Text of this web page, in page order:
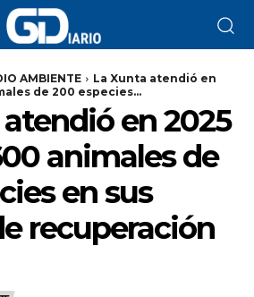
AMBIENTE
La Xunta atendió en
de 200 especies...
en 2025
animales de
en sus
recuperación